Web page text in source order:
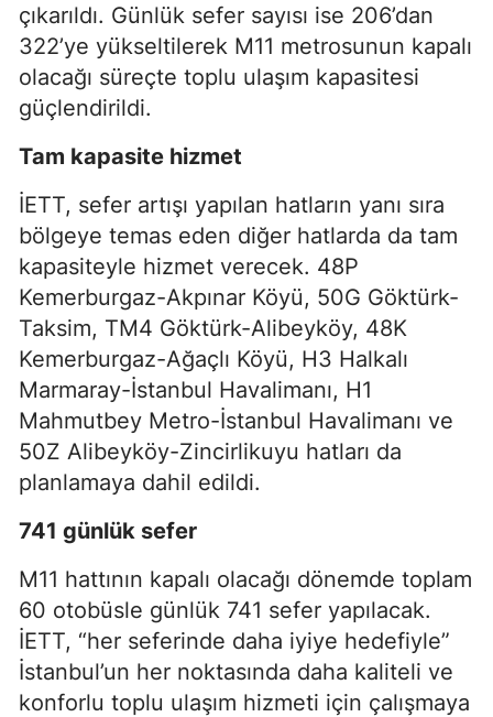
çıkarıldı. Günlük sefer sayısı ise 206’dan
322’ye yükseltilerek M11 metrosunun kapalı
olacağı süreçte toplu ulaşım kapasitesi
güçlendirildi.
Tam kapasite hizmet
İETT, sefer artışı yapılan hatların yanı sıra
bölgeye temas eden diğer hatlarda da tam
kapasiteyle hizmet verecek. 48P
Kemerburgaz-Akpınar Köyü, 50G Göktürk-
Taksim, TM4 Göktürk-Alibeyköy, 48K
Kemerburgaz-Ağaçlı Köyü, H3 Halkalı
Marmaray-İstanbul Havalimanı, H1
Mahmutbey Metro-İstanbul Havalimanı ve
50Z Alibeyköy-Zincirlikuyu hatları da
planlamaya dahil edildi.
741 günlük sefer
M11 hattının kapalı olacağı dönemde toplam
60 otobüsle günlük 741 sefer yapılacak.
İETT, “her seferinde daha iyiye hedefiyle”
İstanbul’un her noktasında daha kaliteli ve
konforlu toplu ulaşım hizmeti için çalışmaya